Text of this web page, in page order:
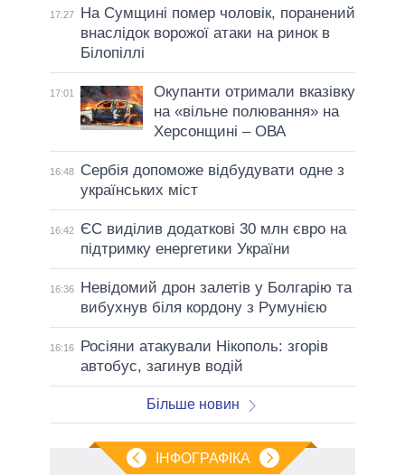
17:27
На Сумщині помер чоловік, поранений
внаслідок ворожої атаки на ринок в
Білопіллі
17:01
Окупанти отримали вказівку
на «вільне полювання» на
Херсонщині – ОВА
16:48
Сербія допоможе відбудувати одне з
українських міст
16:42
ЄС виділив додаткові 30 млн євро на
підтримку енергетики України
16:36
Невідомий дрон залетів у Болгарію та
вибухнув біля кордону з Румунією
16:16
Росіяни атакували Нікополь: згорів
автобус, загинув водій
Більше новин
ІНФОГРАФІКА